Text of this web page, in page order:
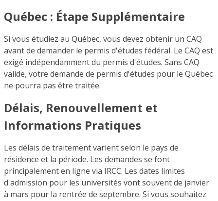
Québec : Étape Supplémentaire
Si vous étudiez au Québec, vous devez obtenir un CAQ
avant de demander le permis d'études fédéral. Le CAQ est
exigé indépendamment du permis d'études. Sans CAQ
valide, votre demande de permis d'études pour le Québec
ne pourra pas être traitée.
Délais, Renouvellement et
Informations Pratiques
Les délais de traitement varient selon le pays de
résidence et la période. Les demandes se font
principalement en ligne via IRCC. Les dates limites
d'admission pour les universités vont souvent de janvier
à mars pour la rentrée de septembre. Si vous souhaitez